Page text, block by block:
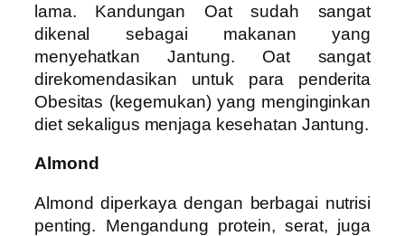
lama. Kandungan Oat sudah sangat
dikenal sebagai makanan yang
menyehatkan Jantung. Oat sangat
direkomendasikan untuk para penderita
Obesitas (kegemukan) yang menginginkan
diet sekaligus menjaga kesehatan Jantung.
Almond
Almond diperkaya dengan berbagai nutrisi
penting. Mengandung protein, serat, juga